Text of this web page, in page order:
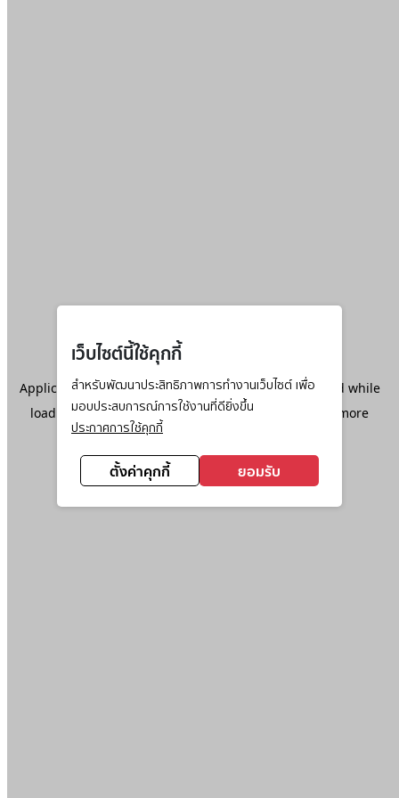
เว็บไซต์นี้ใช้คุกกี้
สำหรับพัฒนาประสิทธิภาพการทำงานเว็บไซต์ เพื่อ
มอบประสบการณ์การใช้งานที่ดียิ่งขึ้น
ประกาศการใช้คุกกี้
ตั้งค่าคุกกี้ ยอมรับ
Application error: aclient-side exception has occurred while
loadingwww.ktc.co.th(see the browser console
for more
information).